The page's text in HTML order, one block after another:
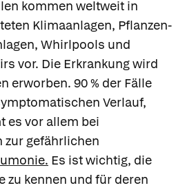
kommen weltweit in
Klimaanlagen, Pflanzen-
Whirlpools und
vor. Die Erkrankung wird
erworben. 90 % der Fälle
Verlauf,
es vor allem bei
zur gefährlichen
Es ist wichtig, die
zu kennen und für deren